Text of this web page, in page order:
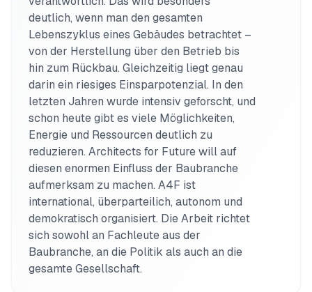
deutlich, wenn man den gesamten
Lebenszyklus eines Gebäudes betrachtet –
von der Herstellung über den Betrieb bis
hin zum Rückbau. Gleichzeitig liegt genau
darin ein riesiges Einsparpotenzial. In den
letzten Jahren wurde intensiv geforscht, und
schon heute gibt es viele Möglichkeiten,
Energie und Ressourcen deutlich zu
reduzieren. Architects for Future will auf
diesen enormen Einfluss der Baubranche
aufmerksam zu machen. A4F ist
international, überparteilich, autonom und
demokratisch organisiert. Die Arbeit richtet
sich sowohl an Fachleute aus der
Baubranche, an die Politik als auch an die
gesamte Gesellschaft.